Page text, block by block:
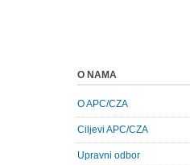
O NAMA
O APC/CZA
Ciljevi APC/CZA
Upravni odbor